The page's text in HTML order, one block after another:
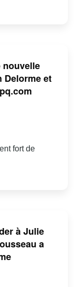
nouvelle
Delorme et
fort de
à Julie
a